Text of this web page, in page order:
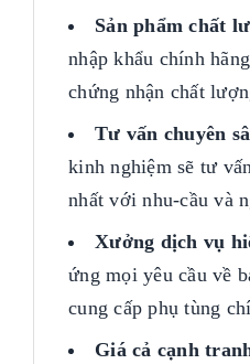
Sản phẩm chất
nhập khẩu chính
chứng nhận chất
Tư vấn chuyên
kinh nghiệm sẽ tư
nhất với nhu-cầu và
Xưởng dịch vụ
ứng mọi yêu cầu về
cung cấp phụ tùng
Giá cả cạnh